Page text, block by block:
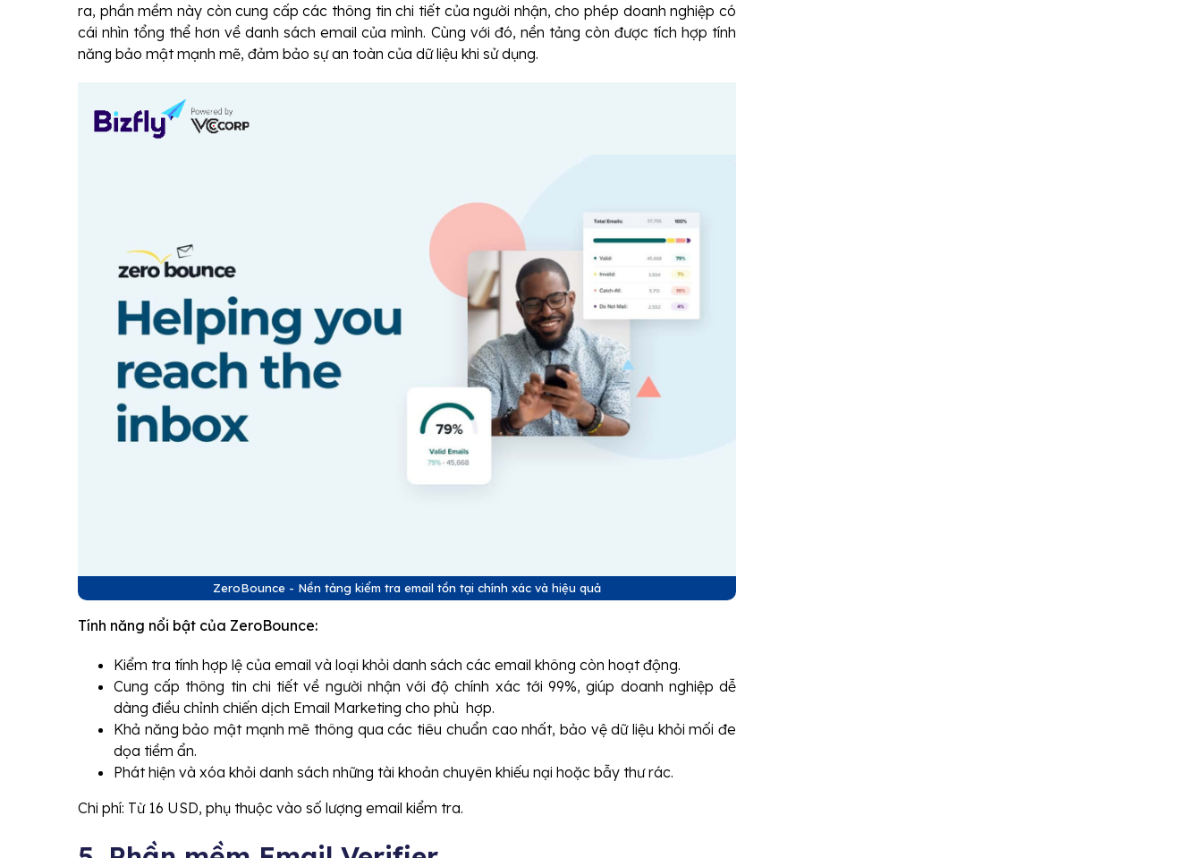
ra, phần mềm này còn cung cấp các thông tin chi tiết của người nhận, cho phép doanh nghiệp có
cái nhìn tổng thể hơn về danh sách email của mình. Cùng với đó, nền tảng còn được tích hợp tính
năng bảo mật mạnh mẽ, đảm bảo sự an toàn của dữ liệu khi sử dụng.
ZeroBounce - Nền tảng kiểm tra email tồn tại chính xác và hiệu quả
Tính năng nổi bật của ZeroBounce:
Kiểm tra tính hợp lệ của email và loại khỏi danh sách các email không còn hoạt động.
Cung cấp thông tin chi tiết về người nhận với độ chính xác tới 99%, giúp doanh nghiệp dễ
dàng điều chỉnh chiến dịch Email Marketing cho phù hợp.
Khả năng bảo mật mạnh mẽ thông qua các tiêu chuẩn cao nhất, bảo vệ dữ liệu khỏi mối đe
dọa tiềm ẩn.
Phát hiện và xóa khỏi danh sách những tài khoản chuyên khiếu nại hoặc bẫy thư rác.
Chi phí: Từ 16 USD, phụ thuộc vào số lượng email kiểm tra.